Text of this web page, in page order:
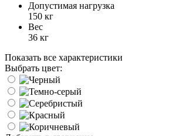
Допустимая нагрузка
150 кг
Вес
36 кг
Показать все характеристики
Выбрать цвет: